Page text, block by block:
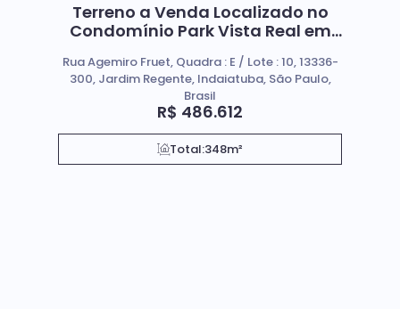
Terreno a Venda Localizado no
Condomínio Park Vista Real em
Indaiatuba.
R$ 486.612
Rua Agemiro Fruet, Quadra : E / Lote : 10, 13336-
300, Jardim Regente, Indaiatuba, São Paulo,
Brasil
Total:348m²